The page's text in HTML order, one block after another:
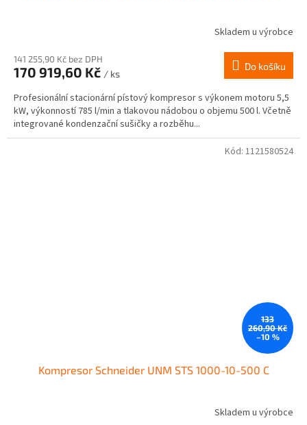
Skladem u výrobce
141 255,90 Kč bez DPH
170 919,60 Kč / ks
Do košíku
Profesionální stacionární pístový kompresor s výkonem motoru 5,5
kW, výkonností 785 l/min a tlakovou nádobou o objemu 500 l. Včetně
integrované kondenzační sušičky a rozběhu...
133
260,90 Kč
–10 %
Kompresor Schneider UNM STS 1000-10-500 C
Skladem u výrobce
Kód: 1121580524